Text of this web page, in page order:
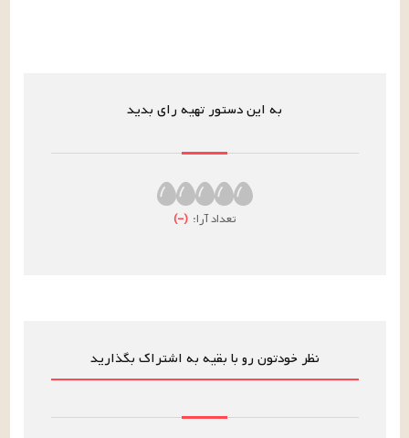
به این دستور تهیه رای بدید
تعداد آرا: (
–
)
نظر خودتون رو با بقیه به اشتراک بگذارید